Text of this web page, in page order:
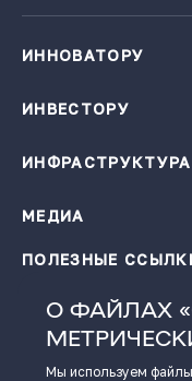
ИННОВАТОРУ
База инновационных
Институты поддержки
Малые технологические
ИНВЕСТОРУ
Проекты резидентов
Заказать подбор
ИНФРАСТРУКТУРА
Ресторация
Зал активного отдыха
Размещение в технопарке
Региональный центр
Центр обработки данных
МЕДИА
Новости
Истории успеха
Видеоподкаст
Пресс-кит
ПОЛЕЗНЫЕ
О ФАЙЛАХ
Мы используем